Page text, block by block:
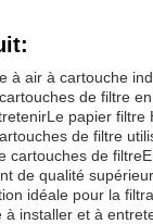
à air à cartouche
de filtre
papier
de filtre
cartouches de
de qualité
idéale pour la
installer et à